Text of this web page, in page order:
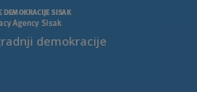
demokracije